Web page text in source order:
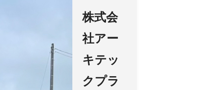
株式会
社アー
キテッ
クプラ